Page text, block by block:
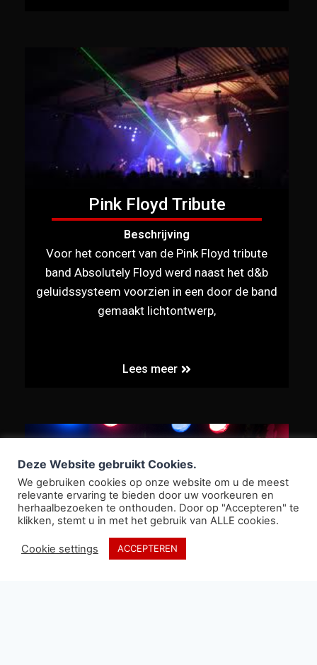
Pink Floyd Tribute
Beschrijving
Voor het concert van de Pink Floyd tribute
band Absolutely Floyd werd naast het d&b
geluidssysteem voorzien in een door de band
gemaakt lichtontwerp,
Lees meer
Deze Website gebruikt Cookies.
We gebruiken cookies op onze website om u de meest
relevante ervaring te bieden door uw voorkeuren en
herhaalbezoeken te onthouden. Door op "Accepteren" te
klikken, stemt u in met het gebruik van ALLE cookies.
Cookie settings ACCEPTEREN